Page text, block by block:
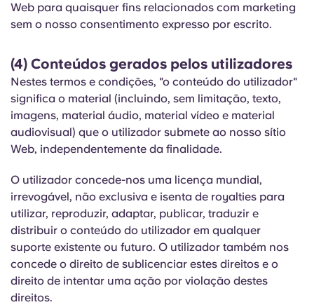
Web para quaisquer fins relacionados com marketing
sem o nosso consentimento expresso por escrito.
(4) Conteúdos gerados pelos utilizadores
Nestes termos e condições, "o conteúdo do utilizador"
significa o material (incluindo, sem limitação, texto,
imagens, material áudio, material vídeo e material
audiovisual) que o utilizador submete ao nosso sítio
Web, independentemente da finalidade.
O utilizador concede-nos uma licença mundial,
irrevogável, não exclusiva e isenta de royalties para
utilizar, reproduzir, adaptar, publicar, traduzir e
distribuir o conteúdo do utilizador em qualquer
suporte existente ou futuro. O utilizador também nos
concede o direito de sublicenciar estes direitos e o
direito de intentar uma ação por violação destes
direitos.